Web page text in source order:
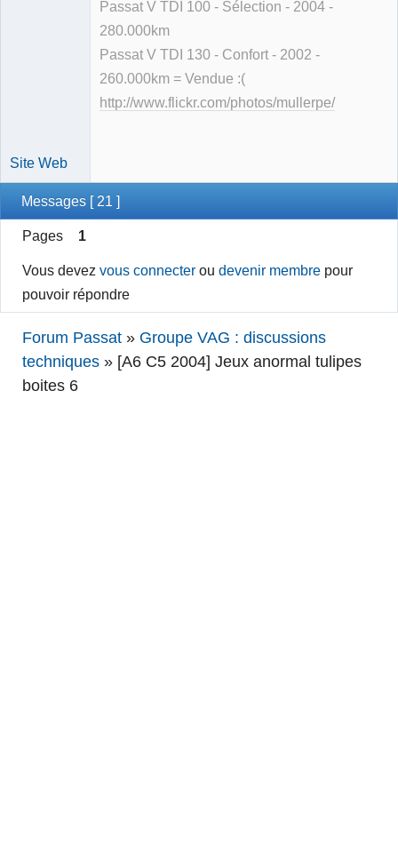
Passat V TDI 100 - Sélection - 2004 -
280.000km
Passat V TDI 130 - Confort - 2002 -
260.000km = Vendue :(
http://www.flickr.com/photos/mullerpe/
Site Web
Messages [ 21 ]
Pages 1
Vous devezvous connecter oudevenir membre pour
pouvoir répondre
Forum Passat » Groupe VAG : discussions
techniques » [A6 C5 2004] Jeux anormal tulipes
boites 6